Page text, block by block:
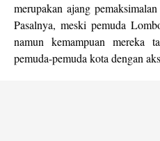
merupakan ajang
Pasalnya, meski pemuda
namun kemampuan mereka
pemuda-pemuda kota dengan